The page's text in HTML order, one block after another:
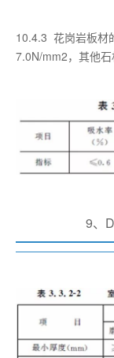
10.4.3 花岗岩板材
7.0N/mm2，其他石
9、